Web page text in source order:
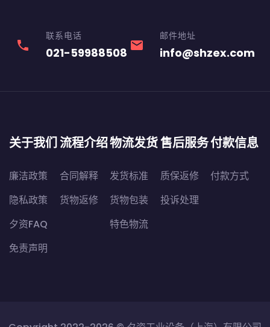
phone
联系电话
021-59988508 email
邮件地址
info@shzex.com
关于我们
廉洁政策
隐私政策
夕资FAQ
免责声明
流程介绍
合同解释
货物返修
物流发货
发货标准
货物包装
特色物流
售后服务
质保返修
投诉处理
付款信息
付款方式